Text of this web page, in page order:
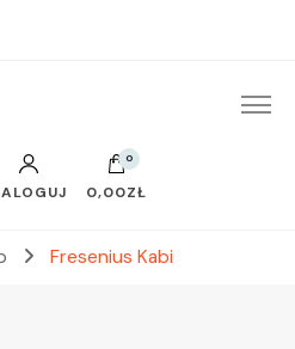
0
0,00ZŁ
Fresenius Kabi